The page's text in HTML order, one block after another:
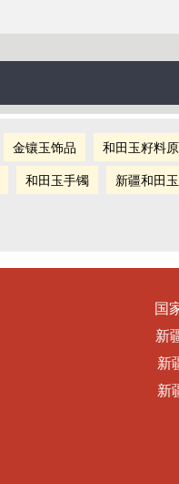
金镶玉饰品
和田玉籽料
和田玉手镯 新疆和田玉
国
新
新
新